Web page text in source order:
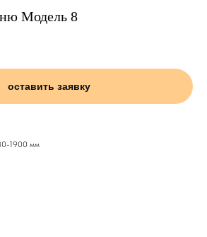
Модель 8
оставить заявку
1900 мм